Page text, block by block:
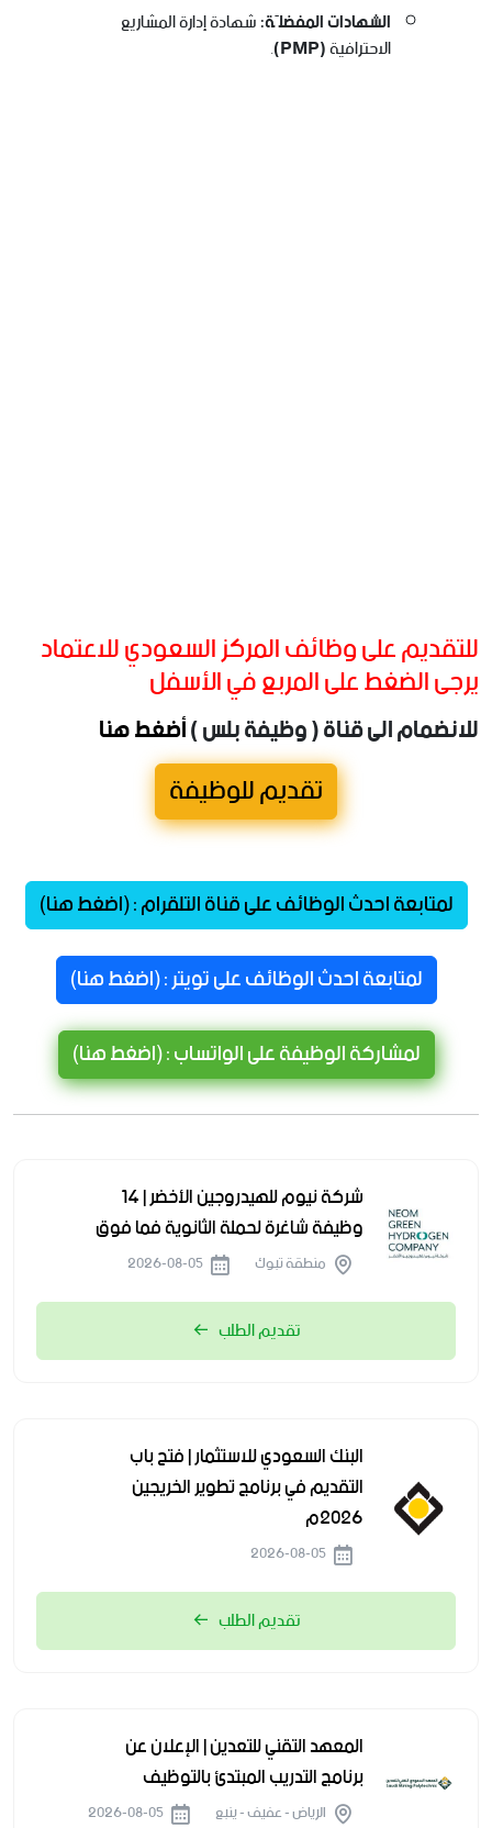
الشهادات المفضلّة:شهادة إدارة المشاريع
الاحترافية(PMP)
.
للتقديم على وظائف المركز السعودي للاعتماد
يرجى الضغط على المربع في الأسفل
للانضمام الى قناة ( وظيفة بلس )أضغط هنا
تقديم للوظيفة
لمتابعة احدث الوظائف على قناة التلقرام : (اضغط هنا)
لمتابعة احدث الوظائف على تويتر : (اضغط هنا)
لمشاركة الوظيفة على الواتساب : (اضغط هنا)
شركة نيوم للهيدروجين الأخضر | 14
وظيفة شاغرة لحملة الثانوية فما فوق
منطقة تبوك
تقديم الطلب
البنك السعودي للاستثمار | فتح باب
التقديم في برنامج تطوير الخريجين
2026م
تقديم الطلب
المعهد التقني للتعدين | الإعلان عن
برنامج التدريب المبتدئ بالتوظيف
الرياض - عفيف - ينبع